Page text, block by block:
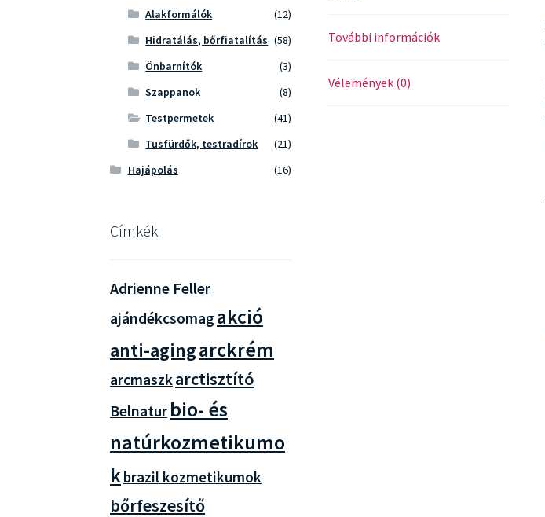
További információk
Vélemények (0)
Alakformálók
(12)
Hidratálás, bőrfiatalítás (58)
Önbarnítók
(3)
Szappanok
(8)
Testpermetek
(41)
Tusfürdők, testradírok
(21)
Hajápolás
(16)
Címkék
Adrienne Feller
ajándékcsomag akció
anti-agingarckrém
arcmaszkarctisztító
Belnatur bio- és
natúrkozmetikumo
kbrazil kozmetikumok
bőrfeszesítő